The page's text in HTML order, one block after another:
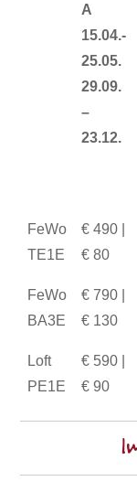
A
15.04.-
25.05.
29.09.
–
23.12.
FeWo
TE1E
€ 490 |
€ 80
FeWo
BA3E
€ 790 |
€ 130
Loft
PE1E
€ 590 |
€ 90